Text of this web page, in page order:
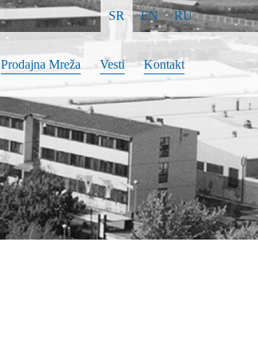
RU
EN
SR
Prodajna Mreža Vesti Kontakt